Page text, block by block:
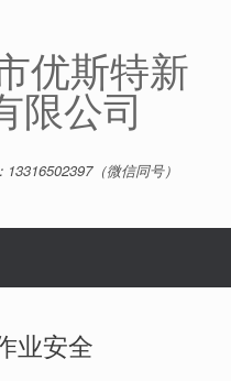
优斯特新
限公司
（微信同号）
业安全